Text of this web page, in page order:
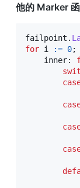
他的 Marker
failpoint .
for i := 0;
    inner
: